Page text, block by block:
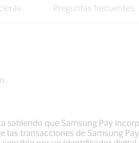
Preguntas frecuentes
sabiendo que Samsung Pay
las transacciones de Samsung